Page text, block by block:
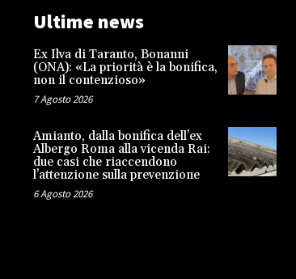
Ultime news
Ex Ilva di Taranto, Bonanni
(ONA): «La priorità è la bonifica,
non il contenzioso»
7 Agosto 2026
Amianto, dalla bonifica dell’ex
Albergo Roma alla vicenda Rai:
due casi che riaccendono
l’attenzione sulla prevenzione
6 Agosto 2026